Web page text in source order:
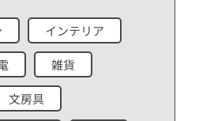
インテリア
雑貨
文房具